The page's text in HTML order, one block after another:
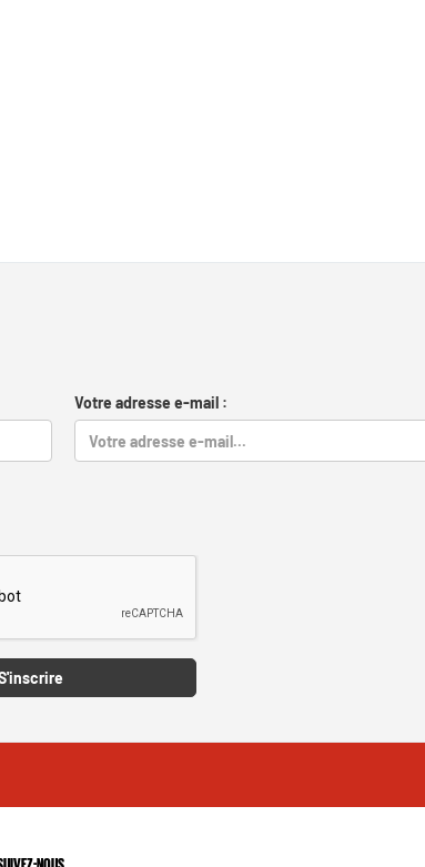
Votre adresse e-mail :
NOUS